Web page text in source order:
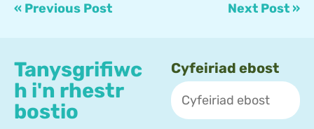
« Previous Post Next Post »
Tanysgrifiwc
h i'n rhestr
bostio
Cyfeiriad ebost